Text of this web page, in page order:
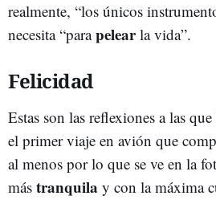
realmente, “los únicos
necesita “parapelearla vida”.
Felicidad
Estas son las reflexiones a las
el primer viaje en avión que
al menos por lo que se ve en la
más tranquila y con la máxima